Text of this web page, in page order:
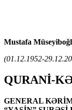
Mustafa
(01.12.1952-
QURANİ-
GENERAL